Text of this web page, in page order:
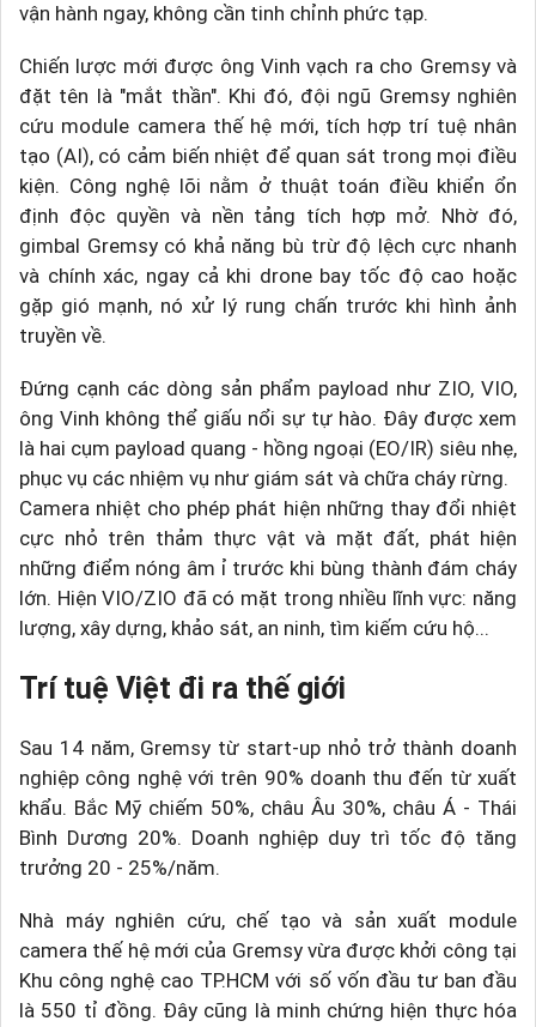
vận hành ngay, không cần tinh chỉnh phức tạp.
Chiến lược mới được ông Vinh vạch ra cho Gremsy và
đặt tên là "mắt thần". Khi đó, đội ngũ Gremsy nghiên
cứu module camera thế hệ mới, tích hợp trí tuệ nhân
tạo (AI), có cảm biến nhiệt để quan sát trong mọi điều
kiện. Công nghệ lõi nằm ở thuật toán điều khiển ổn
định độc quyền và nền tảng tích hợp mở. Nhờ đó,
gimbal Gremsy có khả năng bù trừ độ lệch cực nhanh
và chính xác, ngay cả khi drone bay tốc độ cao hoặc
gặp gió mạnh, nó xử lý rung chấn trước khi hình ảnh
truyền về.
Đứng cạnh các dòng sản phẩm payload như ZIO, VIO,
ông Vinh không thể giấu nổi sự tự hào. Đây được xem
là hai cụm payload quang - hồng ngoại (EO/IR) siêu nhẹ,
phục vụ các nhiệm vụ như giám sát và chữa cháy rừng.
Camera nhiệt cho phép phát hiện những thay đổi nhiệt
cực nhỏ trên thảm thực vật và mặt đất, phát hiện
những điểm nóng âm ỉ trước khi bùng thành đám cháy
lớn. Hiện VIO/ZIO đã có mặt trong nhiều lĩnh vực: năng
lượng, xây dựng, khảo sát, an ninh, tìm kiếm cứu hộ...
Trí tuệ Việt đi ra thế giới
Sau 14 năm, Gremsy từ start-up nhỏ trở thành doanh
nghiệp công nghệ với trên 90% doanh thu đến từ xuất
khẩu. Bắc Mỹ chiếm 50%, châu Âu 30%, châu Á - Thái
Bình Dương 20%. Doanh nghiệp duy trì tốc độ tăng
trưởng 20 - 25%/năm.
Nhà máy nghiên cứu, chế tạo và sản xuất module
camera thế hệ mới của Gremsy vừa được khởi công tại
Khu công nghệ cao TP.HCM với số vốn đầu tư ban đầu
là 550 tỉ đồng. Đây cũng là minh chứng hiện thực hóa